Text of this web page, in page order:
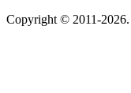
Copyright © 2011-2026.